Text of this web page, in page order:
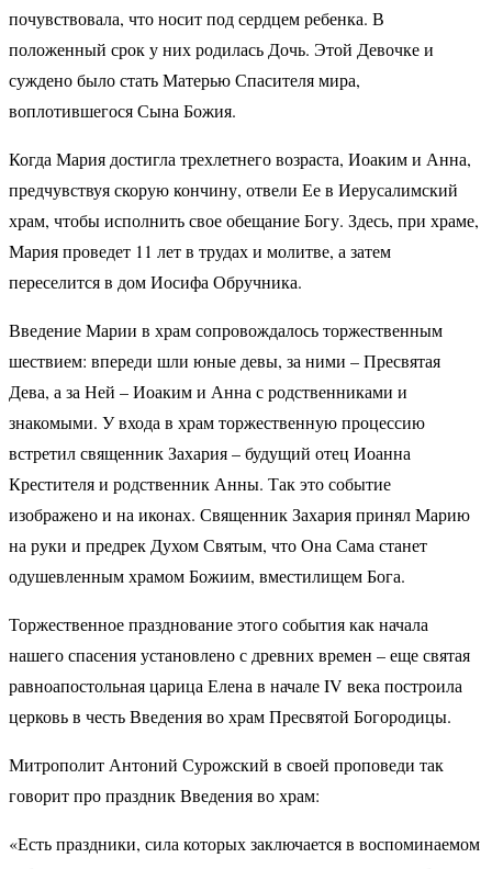
почувствовала, что носит под сердцем ребенка. В
положенный срок у них родилась Дочь. Этой Девочке и
суждено было стать Матерью Спасителя мира,
воплотившегося Сына Божия.
Когда Мария достигла трехлетнего возраста, Иоаким и Анна,
предчувствуя скорую кончину, отвели Ее в Иерусалимский
храм, чтобы исполнить свое обещание Богу. Здесь, при храме,
Мария проведет 11 лет в трудах и молитве, а затем
переселится в дом Иосифа Обручника.
Введение Марии в храм сопровождалось торжественным
шествием: впереди шли юные девы, за ними – Пресвятая
Дева, а за Ней – Иоаким и Анна с родственниками и
знакомыми. У входа в храм торжественную процессию
встретил священник Захария – будущий отец Иоанна
Крестителя и родственник Анны. Так это событие
изображено и на иконах. Священник Захария принял Марию
на руки и предрек Духом Святым, что Она Сама станет
одушевленным храмом Божиим, вместилищем Бога.
Торжественное празднование этого события как начала
нашего спасения установлено с древних времен – еще святая
равноапостольная царица Елена в начале IV века построила
церковь в честь Введения во храм Пресвятой Богородицы.
Митрополит Антоний Сурожский в своей проповеди так
говорит про праздник Введения во храм:
«Есть праздники, сила которых заключается в воспоминаемом